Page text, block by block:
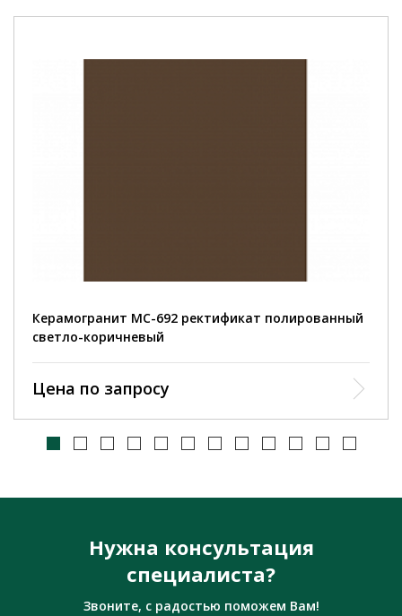
Керамогранит MC-692 ректификат матовый
светло-коричневый
Цена по запросу
Нужна консультация
специалиста?
Звоните, с радостью поможем Вам!